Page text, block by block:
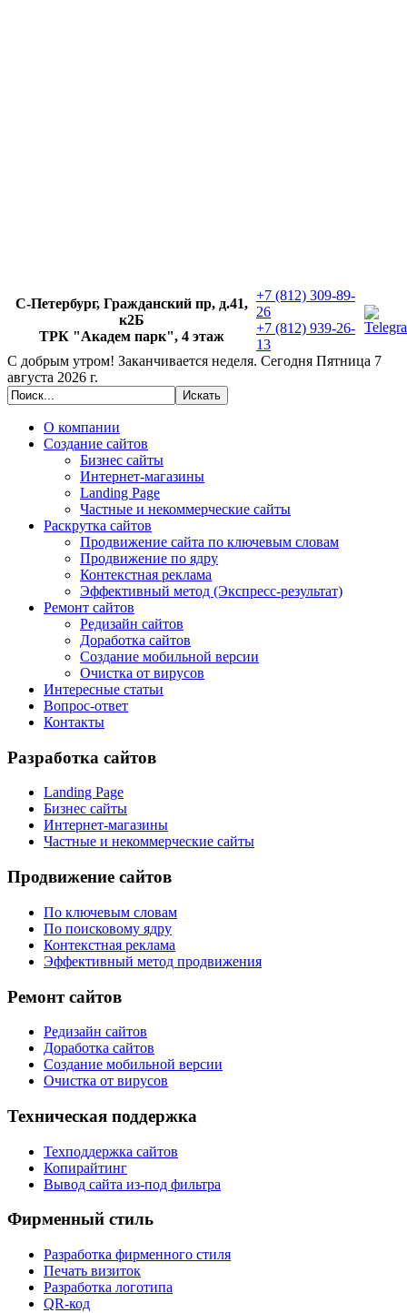
С-Петербург, Гражданский пр, д.41,
к2Б
ТРК "Академ парк", 4 этаж
+7 (812) 309-89-
26
+7 (812) 939-26-
13
С добрым утром! Заканчивается неделя. Сегодня Пятница 7
августа 2026 г.
О компании
Создание сайтов
Бизнес сайты
Интернет-магазины
Landing Page
Частные и некоммерческие сайты
Раскрутка сайтов
Продвижение сайта по ключевым словам
Продвижение по ядру
Контекстная реклама
Эффективный метод (Экспресс-результат)
Ремонт сайтов
Редизайн сайтов
Доработка сайтов
Создание мобильной версии
Очистка от вирусов
Интересные статьи
Вопрос-ответ
Контакты
Разработка сайтов
Landing Page
Бизнес сайты
Интернет-магазины
Частные и некоммерческие сайты
Продвижение сайтов
По ключевым словам
По поисковому ядру
Контекстная реклама
Эффективный метод продвижения
Ремонт сайтов
Редизайн сайтов
Доработка сайтов
Создание мобильной версии
Очистка от вирусов
Техническая поддержка
Техподдержка сайтов
Копирайтинг
Вывод сайта из-под фильтра
Фирменный стиль
Разработка фирменного стиля
Печать визиток
Разработка логотипа
QR-код